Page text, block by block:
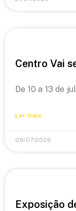
Centro Vai
De 10 a 13 de
Ler mais
09/07/2026
Exposição